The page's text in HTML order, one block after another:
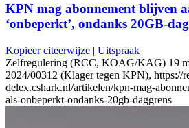
KPN mag abonnement blijven
‘onbeperkt’, ondanks 20GB-
Kopieer citeerwijze | Uitspraak
Zelfregulering (RCC, KOAG/KAG) 19
2024/00312 (Klager tegen KPN), https://
delex.cshark.nl/artikelen/kpn-mag-
als-onbeperkt-ondanks-20gb-daggrens